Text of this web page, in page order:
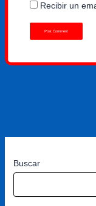
Recibir un
Buscar